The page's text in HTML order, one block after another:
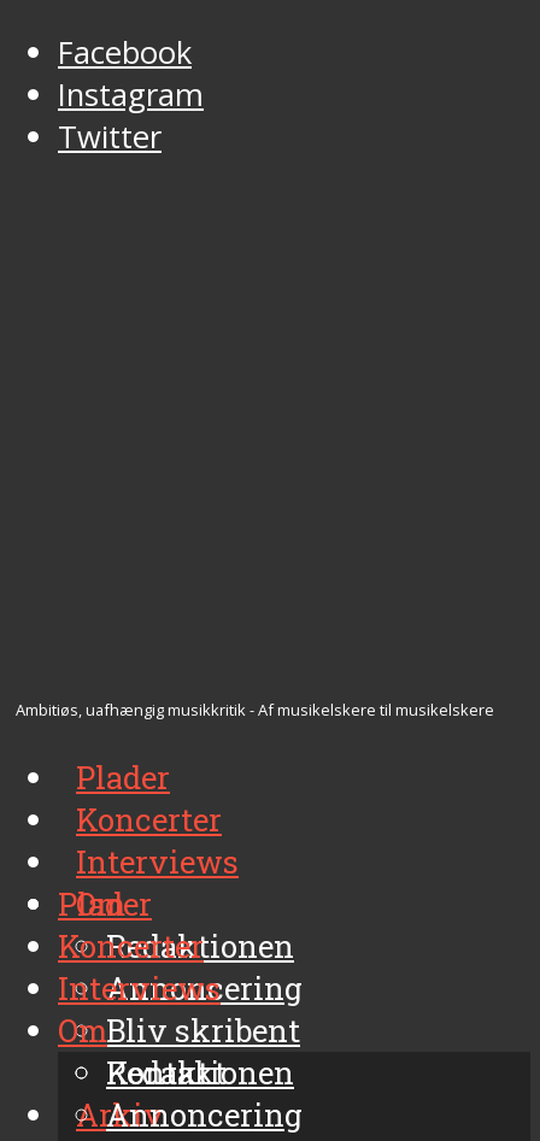
Facebook
Instagram
Twitter
Ambitiøs, uafhængig musikkritik - Af musikelskere til musikelskere
Plader
Koncerter
Interviews
Om
Redaktionen
Annoncering
Bliv skribent
Kontakt
Arkiv
Plader
Koncerter
Interviews
Om
Redaktionen
Annoncering